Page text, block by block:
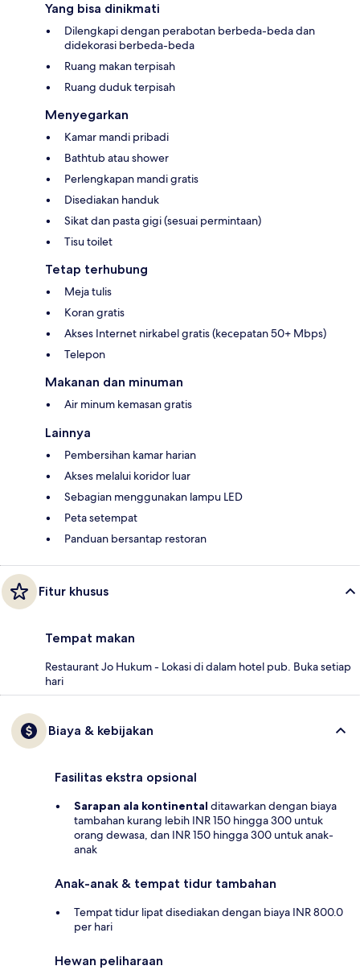
Yang bisa dinikmati
Dilengkapi dengan perabotan berbeda-beda dan
didekorasi berbeda-beda
Ruang makan terpisah
Ruang duduk terpisah
Menyegarkan
Kamar mandi pribadi
Bathtub atau shower
Perlengkapan mandi gratis
Disediakan handuk
Sikat dan pasta gigi (sesuai permintaan)
Tisu toilet
Tetap terhubung
Meja tulis
Koran gratis
Akses Internet nirkabel gratis (kecepatan 50+ Mbps)
Telepon
Makanan dan minuman
Air minum kemasan gratis
Lainnya
Pembersihan kamar harian
Akses melalui koridor luar
Sebagian menggunakan lampu LED
Peta setempat
Panduan bersantap restoran
Fitur khusus
Tempat makan
Restaurant Jo Hukum - Lokasi di dalam hotel pub. Buka setiap
hari
Biaya & kebijakan
Fasilitas ekstra opsional
Sarapan ala kontinental ditawarkan dengan biaya
tambahan kurang lebih INR 150 hingga 300 untuk
orang dewasa, dan INR 150 hingga 300 untuk anak-
anak
Anak-anak & tempat tidur tambahan
Tempat tidur lipat disediakan dengan biaya INR 800.0
per hari
Hewan peliharaan